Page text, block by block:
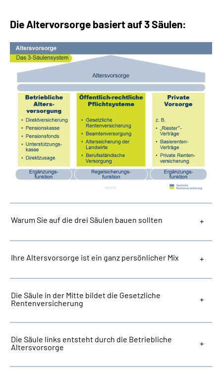
Leichte Sprache
Die Altervorsorge basiert auf 3 Säulen:
Warum Sie auf die drei Säulen bauen sollten
Ihre Altersvorsorge ist ein ganz persönlicher Mix
Die Säule in der Mitte bildet die Gesetzliche
Rentenversicherung
Die Säule links entsteht durch die Betriebliche
Altersvorsorge